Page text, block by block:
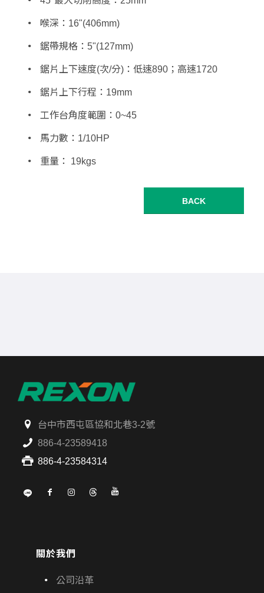
喉深：16"(406mm)
鋸帶規格：5"(127mm)
鋸片上下速度(次/分)：低速890；高速1720
鋸片上下行程：19mm
工作台角度範圍：0~45
馬力數：1/10HP
重量： 19kgs
BACK
台中市西屯區協和北巷3-2號
886-4-23589418
886-4-23584314
關於我們
公司沿革